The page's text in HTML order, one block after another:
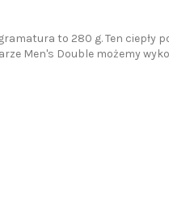
to 280 g. Ten ciepły
Men's Double możemy